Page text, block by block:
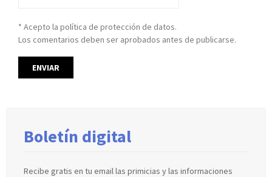
* Acepto la política de protección de datos.
Los comentarios deben ser aprobados antes de publicarse.
Boletín digital
Recibe gratis en tu email las primicias y las informaciones